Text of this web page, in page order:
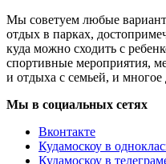
Мы советуем любые
отдых в парках,
куда можно сходить с
спортивные мероприятия,
и отдыха с семьей, и многое
Мы в социальных сетях
Вконтакте
Кудамоскоу в
Кудамоскоу в